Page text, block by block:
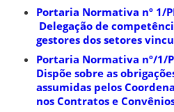
Portaria Normativa nº 1/
Delegação de
gestores dos setores
Portaria Normativa nº/1/
Dispõe sobre as
assumidas pelos
nos Contratos e